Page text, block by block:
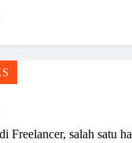
Freelancer, salah satu